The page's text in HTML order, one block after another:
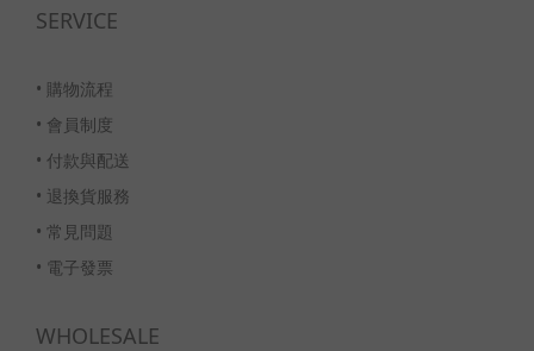
SERVICE
• 購物流程
• 會員制度
• 付款與配送
• 退換貨服務
• 常見問題
• 電子發票
WHOLESALE